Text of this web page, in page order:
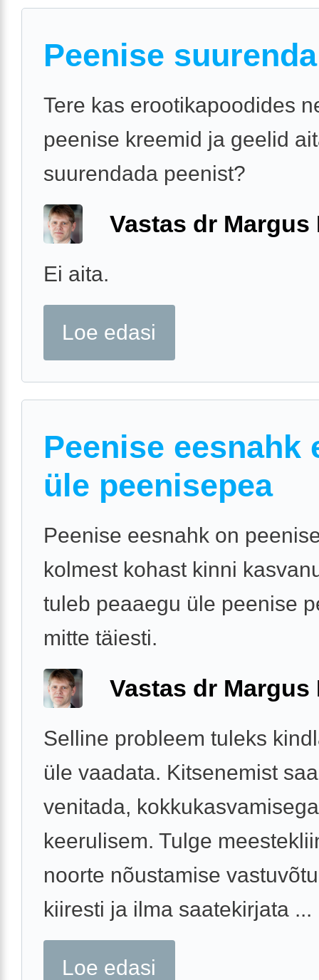
Peenise
Tere kas erootikapoodides
peenise kreemid ja geelid
suurendada peenist?
Vastas dr Margus
Ei aita.
Loe edasi
Peenise eesnahk
üle peenisepea
Peenise eesnahk on
kolmest kohast kinni
tuleb peaaegu üle peenise
mitte täiesti.
Vastas dr Margus
Selline probleem tuleks
üle vaadata. Kitsenemist
venitada,
keerulisem. Tulge
noorte nõustamise
kiiresti ja ilma saatekirjata ...
Loe edasi